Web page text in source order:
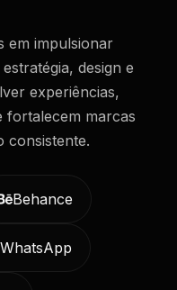
em impulsionar
design e
experiências,
fortalecem marcas
consistente.
Behance
WhatsApp